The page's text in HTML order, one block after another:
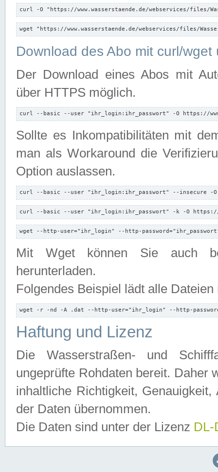
curl -O "https://www.wasserstaende.de/webservices/files/
wget "https://www.wasserstaende.de/webservices/files/
Download des Abo mit curl/
Der Download eines Abos mit
über HTTPS möglich.
curl --basic --user "ihr_login:ihr_passwort" -O https://
Sollte es Inkompatibilitäten mit
man als Workaround die
Option auslassen.
curl --basic --user "ihr_login:ihr_passwort" --insecure -
curl --basic --user "ihr_login:ihr_passwort" -k -O https://
wget --http-user="ihr_login" --http-
Mit Wget können Sie auch
herunterladen.
Folgendes Beispiel lädt alle
wget -r -nd -A .dat --http-user="ihr_login" --http-
Haftung und Lizenz
Die Wasserstraßen- und
ungeprüfte Rohdaten bereit. Daher
inhaltliche Richtigkeit,
der Daten übernommen.
Die Daten sind unter der Lizenz